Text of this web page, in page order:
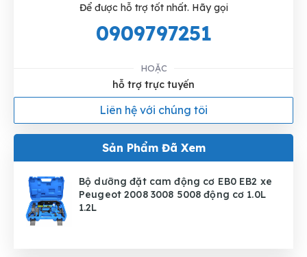
Để được hỗ trợ tốt nhất. Hãy gọi
0909797251
HOẶC
hỗ trợ trực tuyến
Liên hệ với chúng tôi
Sản Phẩm Đã Xem
Bộ dưỡng đặt cam động cơ EB0 EB2 xe
Peugeot 2008 3008 5008 động cơ 1.0L
1.2L